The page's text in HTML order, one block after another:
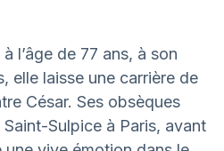
l’âge de 77 ans, à son
elle laisse une carrière de
César. Ses obsèques
Sulpice à Paris, avant